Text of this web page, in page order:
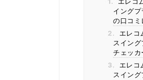
イング
の口コミ
2.
エレコ
スイン
チェッカ
3.
エレコ
スイン